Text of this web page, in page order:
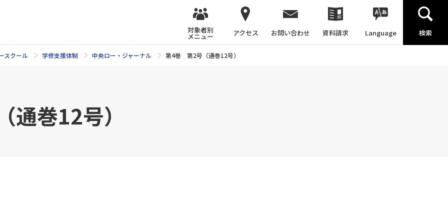
対象者別
メニュー アクセス お問い合わせ 資料請求 Language 検索
スクール 学修支援体制 中央ロー・ジャーナル 第4巻 第2号（通巻12号）
巻12号）